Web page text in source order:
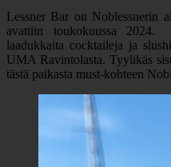
Lessner Bar on Noblessnerin
avattiin toukokuussa
laadukkaita cocktaileja ja
UMA Ravintolasta. Tyylikäs
tästä paikasta must-kohteen